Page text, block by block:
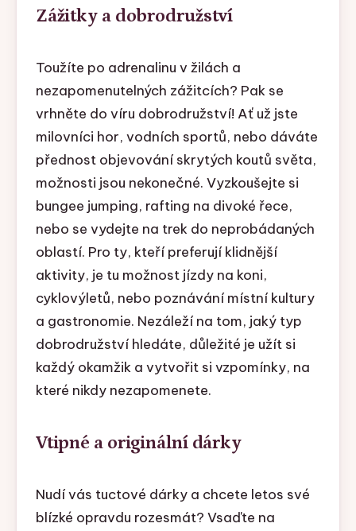
Zážitky a dobrodružství
Toužíte po adrenalinu v žilách a
nezapomenutelných zážitcích? Pak se
vrhněte do víru dobrodružství! Ať už jste
milovníci hor, vodních sportů, nebo dáváte
přednost objevování skrytých koutů světa,
možnosti jsou nekonečné. Vyzkoušejte si
bungee jumping, rafting na divoké řece,
nebo se vydejte na trek do neprobádaných
oblastí. Pro ty, kteří preferují klidnější
aktivity, je tu možnost jízdy na koni,
cyklovýletů, nebo poznávání místní kultury
a gastronomie. Nezáleží na tom, jaký typ
dobrodružství hledáte, důležité je užít si
každý okamžik a vytvořit si vzpomínky, na
které nikdy nezapomenete.
Vtipné a originální dárky
Nudí vás tuctové dárky a chcete letos své
blízké opravdu rozesmát? Vsaďte na